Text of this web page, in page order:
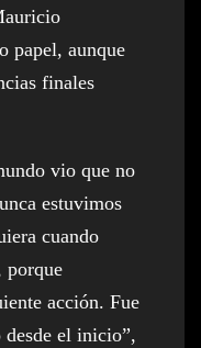
papel, aunque
finales
vio que no
estuvimos
cuando
porque
acción. Fue
el inicio”,